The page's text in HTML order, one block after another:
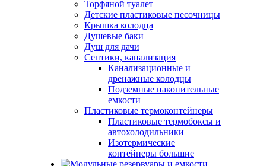
Торфяной туалет
Детские пластиковые песочницы
Крышка колодца
Душевые баки
Душ для дачи
Септики, канализация
Канализационные и
дренажные колодцы
Подземные накопительные
емкости
Пластиковые термоконтейнеры
Пластиковые термобоксы и
автохолодильники
Изотермические
контейнеры большие